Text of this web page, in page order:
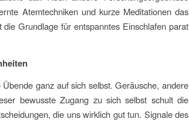
Atemtechniken und kurze Meditationen das
Grundlage für entspanntes Einschlafen parat
ganz auf sich selbst. Geräusche, andere
bewusste Zugang zu sich selbst schult die
die uns wirklich gut tun. Signale des